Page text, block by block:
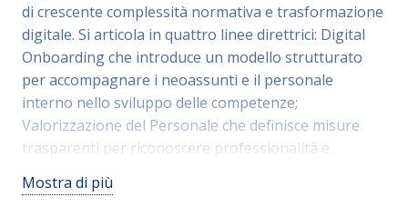
di crescente complessità normativa e trasformazione
digitale. Si articola in quattro linee direttrici: Digital
Onboarding che introduce un modello strutturato
per accompagnare i neoassunti e il personale
interno nello sviluppo delle competenze;
Valorizzazione del Personale che definisce misure
trasparenti per riconoscere professionalità e
Automazione delle Attività che interviene sui processi
Mostra di più